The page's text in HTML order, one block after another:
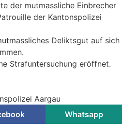
der mutmassliche Einbrecher
der Kantonspolizei
Deliktsgut auf sich
Strafuntersuchung eröffnet.
Aargau
Whatsapp